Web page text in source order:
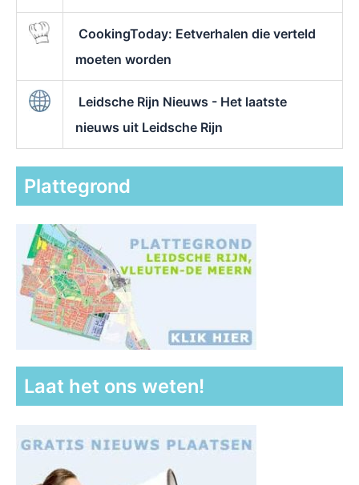
CookingToday: Eetverhalen die verteld
moeten worden
Leidsche Rijn Nieuws - Het laatste
nieuws uit Leidsche Rijn
Plattegrond
Laat het ons weten!